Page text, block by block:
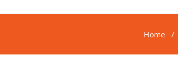
Home /